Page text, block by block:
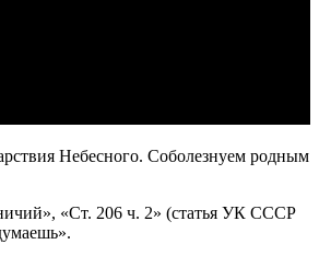
Небесного. Соболезнуем родным
«Ст. 206 ч. 2» (статья УК СССР